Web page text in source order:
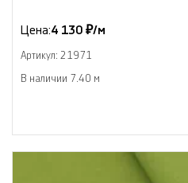
Цена:4 130 ₽/м
Артикул: 21971
В наличии 7.40 м